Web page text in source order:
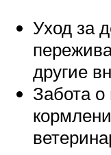
Уход за
другие
Забота